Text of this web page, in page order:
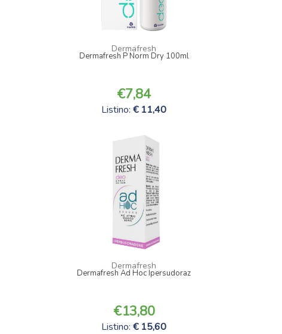
Dermafresh
Dermafresh P Norm Dry 100ml
7,84
Listino:11,40
Dermafresh
Dermafresh Ad Hoc Ipersudoraz
13,80
Listino:15,60